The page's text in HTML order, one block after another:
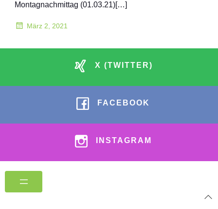
Montagnachmittag (01.03.21)[…]
März 2, 2021
X (TWITTER)
FACEBOOK
INSTAGRAM